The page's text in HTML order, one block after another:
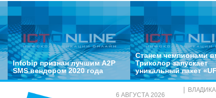
Infobip признан лучшим A2P
SMS вендором 2020 года
Станем чемпионами
Триколор запускает
уникальный пакет
6 АВГУСТА 2026